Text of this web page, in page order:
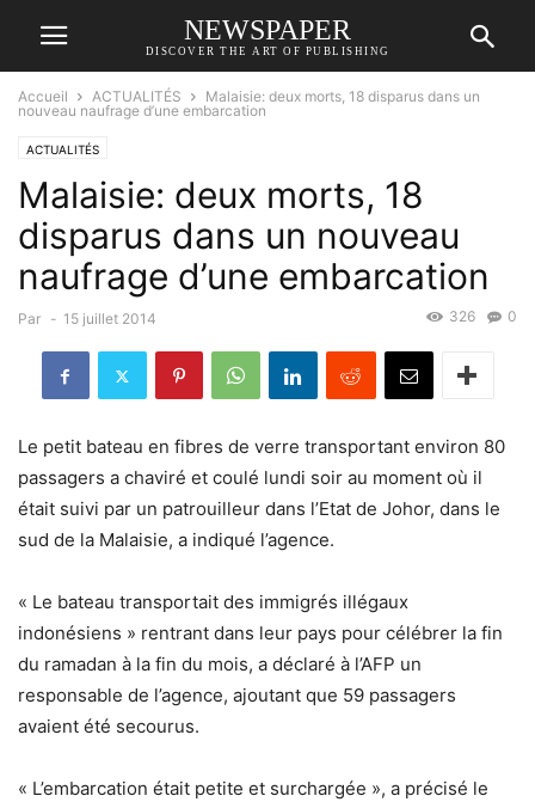
NEWSPAPER
DISCOVER THE ART OF PUBLISHING
Accueil ACTUALITÉS
Malaisie: deux morts, 18 disparus dans un
nouveau naufrage d’une embarcation
ACTUALITÉS
Malaisie: deux morts, 18
disparus dans un nouveau
naufrage d’une embarcation
Par - 15 juillet 2014 0
326
Le petit bateau en fibres de verre transportant environ 80
passagers a chaviré et coulé lundi soir au moment où il
était suivi par un patrouilleur dans l’Etat de Johor, dans le
sud de la Malaisie, a indiqué l’agence.
« Le bateau transportait des immigrés illégaux
indonésiens » rentrant dans leur pays pour célébrer la fin
du ramadan à la fin du mois, a déclaré à l’AFP un
responsable de l’agence, ajoutant que 59 passagers
avaient été secourus.
« L’embarcation était petite et surchargée », a précisé le